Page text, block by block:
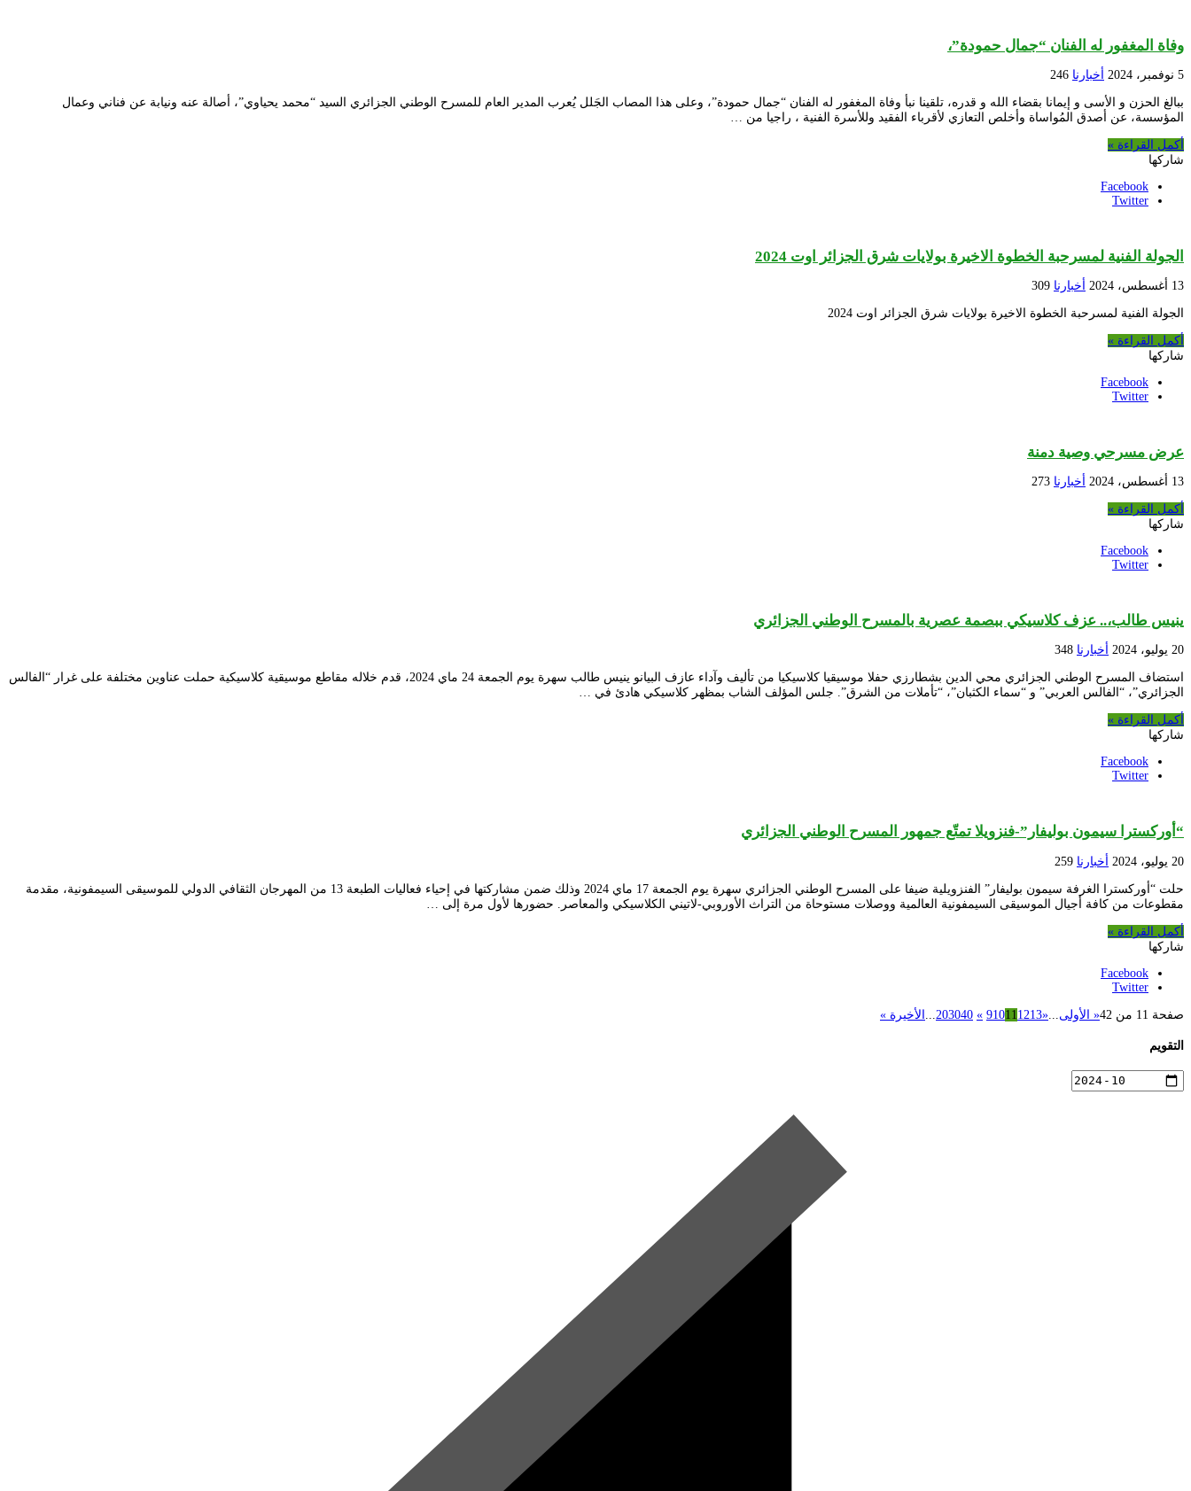
وفاة المغفور له الفنان “جمال حمودة”،
5 نوفمبر، 2024 أخبارنا 246
ببالغ الحزن و الأسى و إيمانا بقضاء الله و قدره، تلقينا نبأ وفاة المغفور له الفنان “جمال حمودة”، وعلى هذا المصاب الجَلل يُعرب المدير العام للمسرح الوطني الجزائري السيد “محمد يحياوي”، أصالة عنه ونيابة عن فناني وعمال
المؤسسة، عن أصدق المُواساة وأخلص التعازي لأقرباء الفقيد وللأسرة الفنية ، راجيا من …
أكمل القراءة »
شاركها
Facebook
Twitter
الجولة الفنية لمسرحبة الخطوة الاخيرة بولايات شرق الجزائر اوت 2024
13 أغسطس، 2024 أخبارنا 309
الجولة الفنية لمسرحبة الخطوة الاخيرة بولايات شرق الجزائر اوت 2024
أكمل القراءة »
شاركها
Facebook
Twitter
عرض مسرحي وصية دمنة
13 أغسطس، 2024 أخبارنا 273
أكمل القراءة »
شاركها
Facebook
Twitter
ينيس طالب،.. عزف كلاسيكي ببصمة عصرية بالمسرح الوطني الجزائري
20 يوليو، 2024 أخبارنا 348
استضاف المسرح الوطني الجزائري محي الدين بشطارزي حفلا موسيقيا كلاسيكيا من تأليف وآداء عازف البيانو ينيس طالب سهرة يوم الجمعة 24 ماي 2024، قدم خلاله مقاطع موسيقية كلاسيكية حملت عناوين مختلفة على غرار “الفالس
الجزائري”، “الفالس العربي” و “سماء الكثبان”، “تأملات من الشرق”. جلس المؤلف الشاب بمظهر كلاسيكي هادئ في …
أكمل القراءة »
شاركها
Facebook
Twitter
“أوركسترا سيمون بوليفار”-فنزويلا تمتّع جمهور المسرح الوطني الجزائري
20 يوليو، 2024 أخبارنا 259
حلت “أوركسترا الغرفة سيمون بوليفار” الفنزويلية ضيفا على المسرح الوطني الجزائري سهرة يوم الجمعة 17 ماي 2024 وذلك ضمن مشاركتها في إحياء فعاليات الطبعة 13 من المهرجان الثقافي الدولي للموسيقى السيمفونية، مقدمة
مقطوعات من كافة أجيال الموسيقى السيمفونية العالمية ووصلات مستوحاة من التراث الأوروبي-لاتيني الكلاسيكي والمعاصر. حضورها لأول مرة إلى …
أكمل القراءة »
شاركها
Facebook
Twitter
صفحة 11 من 42 « الأولى «
91011 1213
»
203040 الأخيرة »
التقويم